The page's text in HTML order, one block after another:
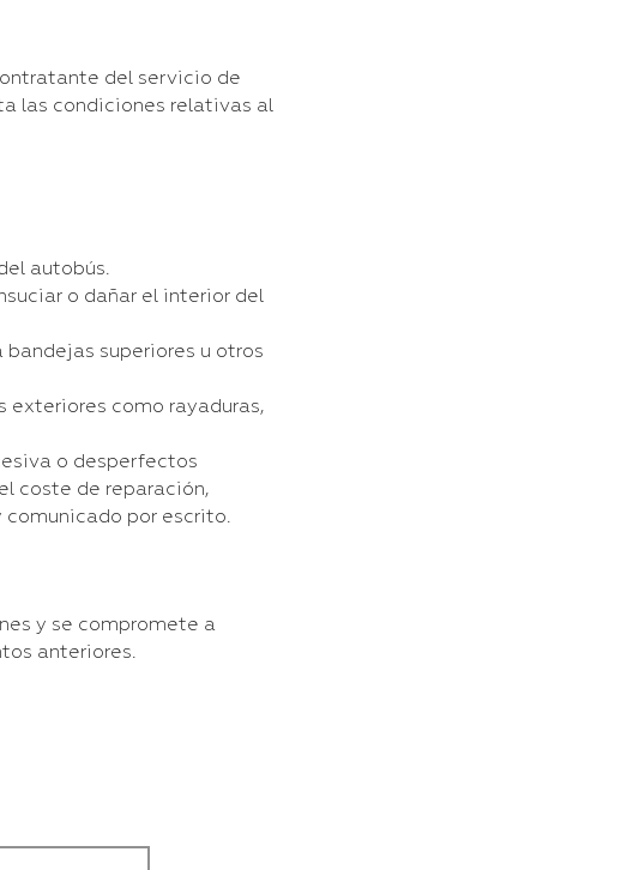
del servicio de
las condiciones relativas al
autobús.
o dañar el interior del
superiores u otros
exteriores como rayaduras,
o desperfectos
coste de reparación,
comunicado por escrito.
y se compromete a
anteriores.